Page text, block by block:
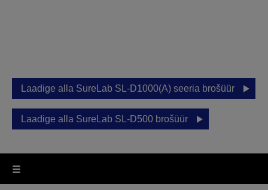
Laadige alla SureLab SL-D1000(A) seeria brošüür
Laadige alla SureLab SL-D500 brošüür